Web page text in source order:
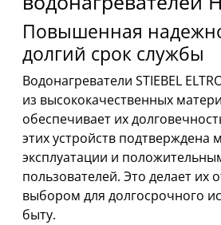
Повышенная
долгий срок службы
Водонагреватели STIEBEL
из высококачественных
обеспечивает их
этих устройств подтверждена
эксплуатации и
пользователей. Это делает их
выбором для долгосрочного
быту.